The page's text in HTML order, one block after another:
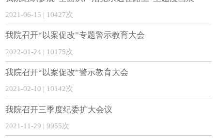
2021-06-15 | 10427次
我院召开“以案促改”专题警示教育大会
2022-01-24 | 10175次
我院召开“以案促改”警示教育大会
2021-02-10 | 10142次
我院召开三季度纪委扩大会议
2021-11-29 | 9955次